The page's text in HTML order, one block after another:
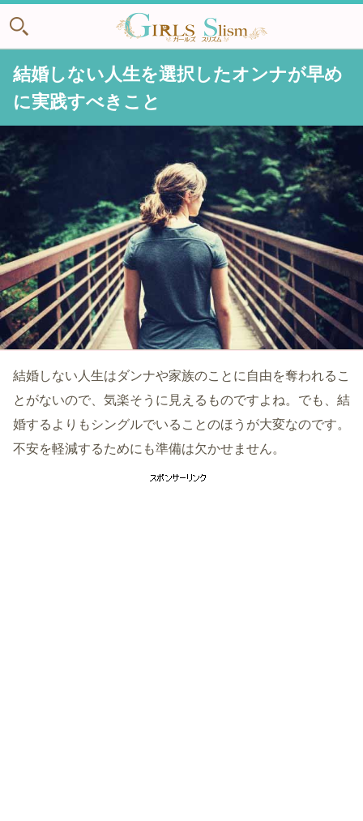
結婚しない人生を選択したオンナが早め
に実践すべきこと
結婚しない人生はダンナや家族のことに自由を奪われるこ
とがないので、気楽そうに見えるものですよね。でも、結
婚するよりもシングルでいることのほうが大変なのです。
不安を軽減するためにも準備は欠かせません。